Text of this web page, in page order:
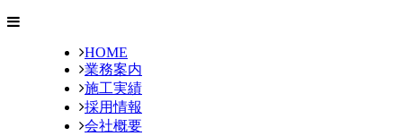
HOME
業務案内
施工実績
採用情報
会社概要